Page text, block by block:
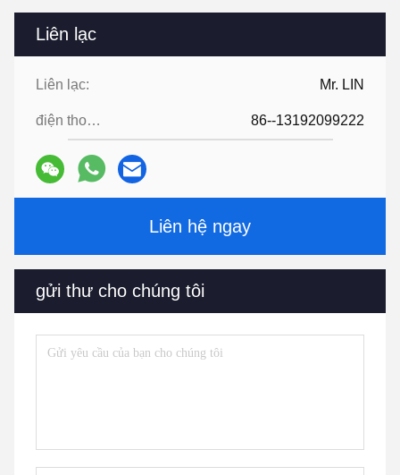
Liên lạc
Liên lạc: Mr. LIN
điện thoại: 86--13192099222
Liên hệ ngay
gửi thư cho chúng tôi